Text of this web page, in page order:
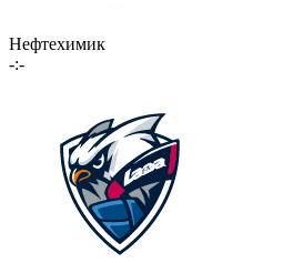
Нефтехимик
-:-